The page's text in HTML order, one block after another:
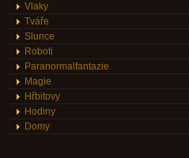
Vlaky
Tváře
Slunce
Roboti
Paranormalfantazie
Magie
Hřbitovy
Hodiny
Domy